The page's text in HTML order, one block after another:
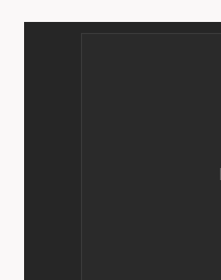
Yeni Şafak'ta kültür